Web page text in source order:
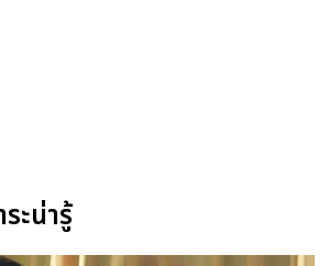
ะน่ารู้